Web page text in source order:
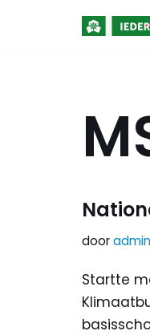
dooradmin
Startte